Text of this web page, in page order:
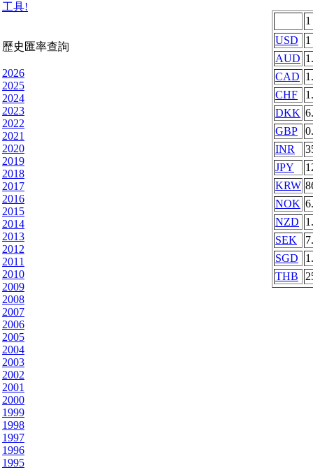
工具!
歷史匯率查詢
2026
2025
2024
2023
2022
2021
2020
2019
2018
2017
2016
2015
2014
2013
2012
2011
2010
2009
2008
2007
2006
2005
2004
2003
2002
2001
2000
1999
1998
1997
1996
1995
1
USD
1
AUD
CAD
CHF
DKK
GBP
INR
JPY
KRW
NOK
NZD
SEK
SGD
THB